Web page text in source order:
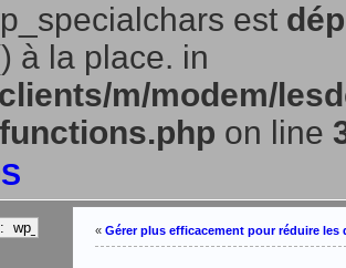
est
à la place. in
m/modem/
on line
« Gérer plus efficacement pour réduire les